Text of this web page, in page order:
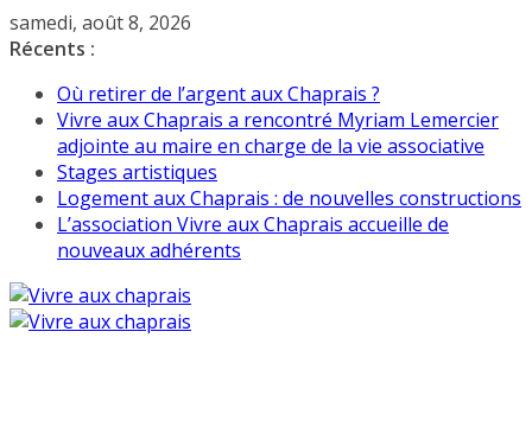
Passer
au
samedi, août 8, 2026
Récents :
Où retirer de l’argent aux Chaprais ?
Vivre aux Chaprais a rencontré Myriam Lemercier
adjointe au maire en charge de la vie associative
Stages artistiques
Logement aux Chaprais : de nouvelles constructions
L’association Vivre aux Chaprais accueille de
nouveaux adhérents